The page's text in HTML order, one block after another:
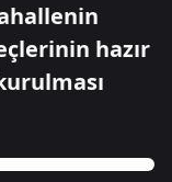
hazır